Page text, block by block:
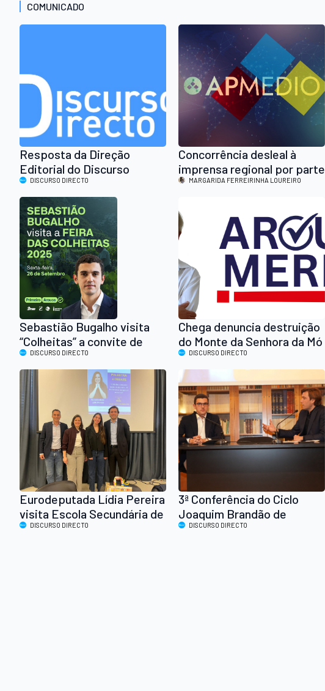
COMUNICADO
Resposta da Direção
Editorial do Discurso
Directo ao comunicado da
União Desportiva de
Mansores
DISCURSO DIRECTO
Concorrência desleal à
imprensa regional por parte
das autarquias locais
MARGARIDA FERREIRINHA LOUREIRO
Sebastião Bugalho visita
“Colheitas” a convite de
Vítor Carvalho
DISCURSO DIRECTO
Chega denuncia destruição
do Monte da Senhora da Mó
e rejeita novo miradouro
DISCURSO DIRECTO
Eurodeputada Lídia Pereira
visita Escola Secundária de
Arouca nas comemorações
DISCURSO DIRECTO
3ª Conferência do Ciclo
Joaquim Brandão de
Almeida com Sebastião
DISCURSO DIRECTO